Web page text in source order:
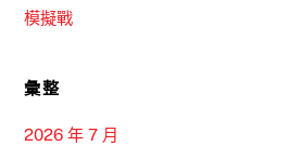
模擬戰
彙整
2026 年 7 月